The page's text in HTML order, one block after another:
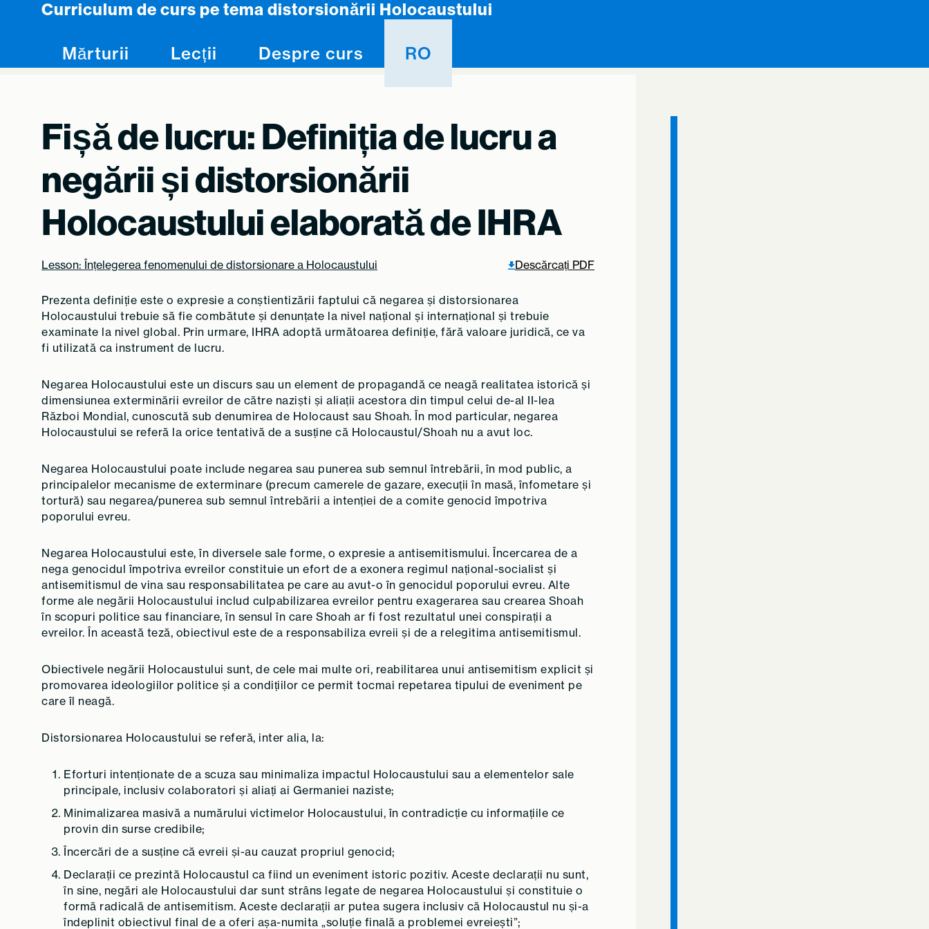
Skip to content
Curriculum de curs pe tema distorsionării Holocaustului
Mărturii Lecții Despre curs RO
Fișă de lucru: Definiția de lucru a
negării și distorsionării
Holocaustului elaborată de IHRA
Lesson: Înțelegerea fenomenului de distorsionare a Holocaustului Descărcați PDF
Prezenta definiție este o expresie a conștientizării faptului că negarea și distorsionarea
Holocaustului trebuie să fie combătute și denunțate la nivel național și internațional și trebuie
examinate la nivel global. Prin urmare, IHRA adoptă următoarea definiție, fără valoare juridică, ce va
fi utilizată ca instrument de lucru.
Negarea Holocaustului este un discurs sau un element de propagandă ce neagă realitatea istorică și
dimensiunea exterminării evreilor de către naziști și aliații acestora din timpul celui de-al II-lea
Război Mondial, cunoscută sub denumirea de Holocaust sau Shoah. În mod particular, negarea
Holocaustului se referă la orice tentativă de a susține că Holocaustul/Shoah nu a avut loc.
Negarea Holocaustului poate include negarea sau punerea sub semnul întrebării, în mod public, a
principalelor mecanisme de exterminare (precum camerele de gazare, execuții în masă, înfometare și
tortură) sau negarea/punerea sub semnul întrebării a intenției de a comite genocid împotriva
poporului evreu.
Negarea Holocaustului este, în diversele sale forme, o expresie a antisemitismului. Încercarea de a
nega genocidul împotriva evreilor constituie un efort de a exonera regimul național-socialist și
antisemitismul de vina sau responsabilitatea pe care au avut-o în genocidul poporului evreu. Alte
forme ale negării Holocaustului includ culpabilizarea evreilor pentru exagerarea sau crearea Shoah
în scopuri politice sau financiare, în sensul în care Shoah ar fi fost rezultatul unei conspirații a
evreilor. În această teză, obiectivul este de a responsabiliza evreii și de a relegitima antisemitismul.
Obiectivele negării Holocaustului sunt, de cele mai multe ori, reabilitarea unui antisemitism explicit și
promovarea ideologiilor politice și a condițiilor ce permit tocmai repetarea tipului de eveniment pe
care îl neagă.
Distorsionarea Holocaustului se referă, inter alia, la:
Eforturi intenționate de a scuza sau minimaliza impactul Holocaustului sau a elementelor sale
principale, inclusiv colaboratori și aliați ai Germaniei naziste;
Minimalizarea masivă a numărului victimelor Holocaustului, în contradicție cu informațiile ce
provin din surse credibile;
Încercări de a susține că evreii și-au cauzat propriul genocid;
Declarații ce prezintă Holocaustul ca fiind un eveniment istoric pozitiv. Aceste declarații nu sunt,
în sine, negări ale Holocaustului dar sunt strâns legate de negarea Holocaustului și constituie o
formă radicală de antisemitism. Aceste declarații ar putea sugera inclusiv că Holocaustul nu și-a
îndeplinit obiectivul final de a oferi așa-numita „soluție finală a problemei evreiești”;